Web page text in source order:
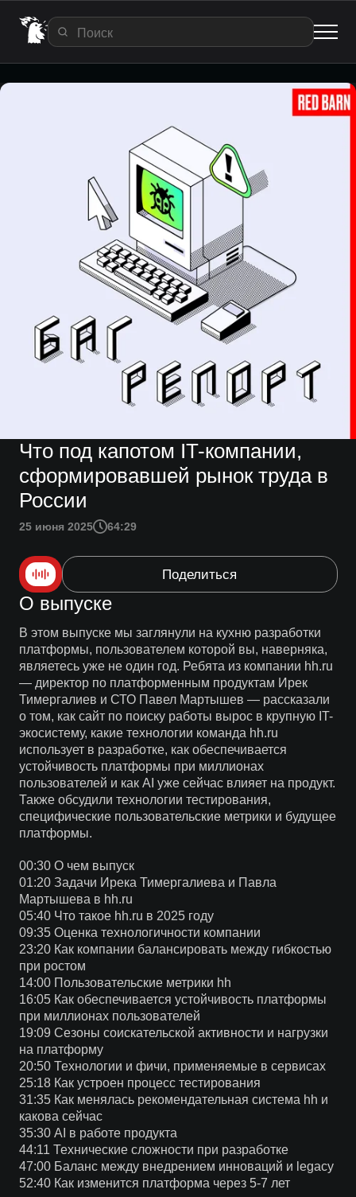
Что под капотом IT-компании,
сформировавшей рынок труда в
России
25 июня 2025 64:29
Поделиться
О выпуске
В этом выпуске мы заглянули на кухню разработки
платформы, пользователем которой вы, наверняка,
являетесь уже не один год. Ребята из компании hh.ru
— директор по платформенным продуктам Ирек
Тимергалиев и СТО Павел Мартышев — рассказали
о том, как сайт по поиску работы вырос в крупную IT-
экосистему, какие технологии команда hh.ru
использует в разработке, как обеспечивается
устойчивость платформы при миллионах
пользователей и как AI уже сейчас влияет на продукт.
Также обсудили технологии тестирования,
специфические пользовательские метрики и будущее
платформы.
00:30 О чем выпуск
01:20 Задачи Ирека Тимергалиева и Павла
Мартышева в hh.ru
05:40 Что такое hh.ru в 2025 году
09:35 Оценка технологичности компании
23:20 Как компании балансировать между гибкостью
при ростом
14:00 Пользовательские метрики hh
16:05 Как обеспечивается устойчивость платформы
при миллионах пользователей
19:09 Сезоны соискательской активности и нагрузки
на платформу
20:50 Технологии и фичи, применяемые в сервисах
25:18 Как устроен процесс тестирования
31:35 Как менялась рекомендательная система hh и
какова сейчас
35:30 AI в работе продукта
44:11 Технические сложности при разработке
47:00 Баланс между внедрением инноваций и legacy
52:40 Как изменится платформа через 5-7 лет